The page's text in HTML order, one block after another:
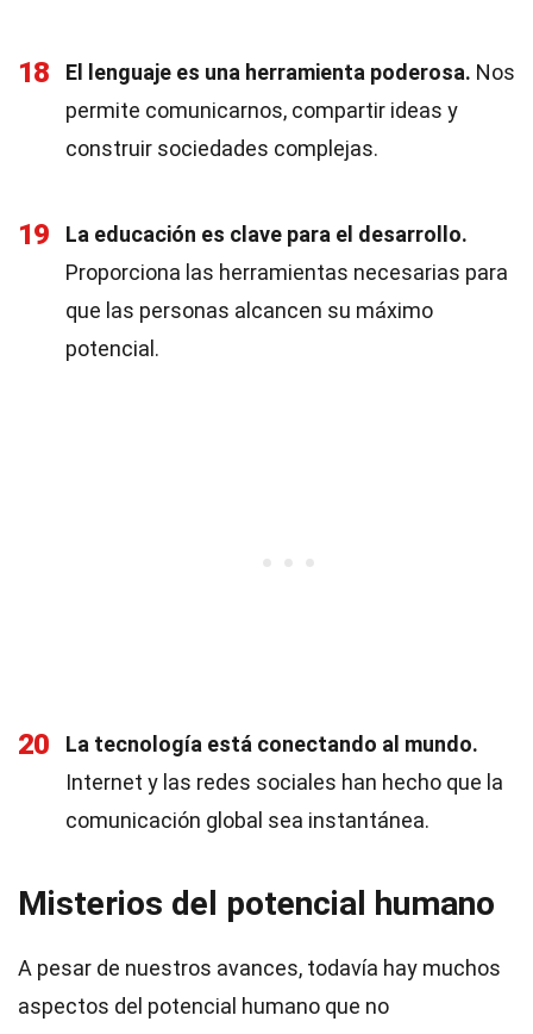
18 El lenguaje es una herramienta poderosa. Nos
permite comunicarnos, compartir ideas y
construir sociedades complejas.
19
La educación es clave para el desarrollo.
Proporciona las herramientas necesarias para
que las personas alcancen su máximo
potencial.
20
La tecnología está conectando al mundo.
Internet y las redes sociales han hecho que la
comunicación global sea instantánea.
Misterios del potencial humano
A pesar de nuestros avances, todavía hay muchos
aspectos del potencial humano que no